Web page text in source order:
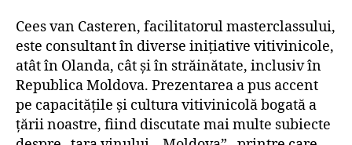
Cees van Casteren, facilitatorul masterclassului,
este consultant în diverse inițiative vitivinicole,
atât în Olanda, cât și în străinătate, inclusiv în
Republica Moldova. Prezentarea a pus accent
pe capacitățile și cultura vitivinicolă bogată a
țării noastre, fiind discutate mai multe subiecte